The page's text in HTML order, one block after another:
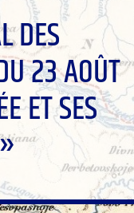
DES
23 AOÛT
ET SES